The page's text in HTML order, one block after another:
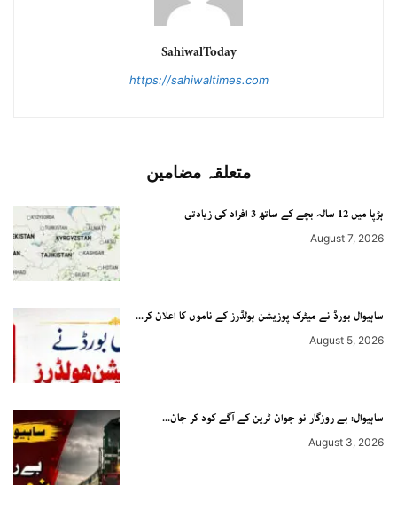
SahiwalToday
https://sahiwaltimes.com
متعلقہ مضامین
ہڑپا میں 12 سالہ بچے کے ساتھ 3 افراد کی زیادتی
August 7, 2026
ساہیوال بورڈ نے میٹرک پوزیشن ہولڈرز کے ناموں کا اعلان کر...
August 5, 2026
ساہیوال: بے روزگار نو جوان ٹرین کے آگے کود کر جان...
August 3, 2026